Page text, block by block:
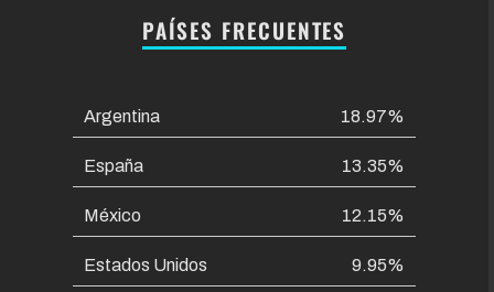
PAÍSES FRECUENTES
Argentina 18.97%
España 13.35%
México 12.15%
Estados Unidos 9.95%